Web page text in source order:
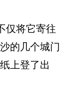
仅将它寄往
的几个城门
上登了出